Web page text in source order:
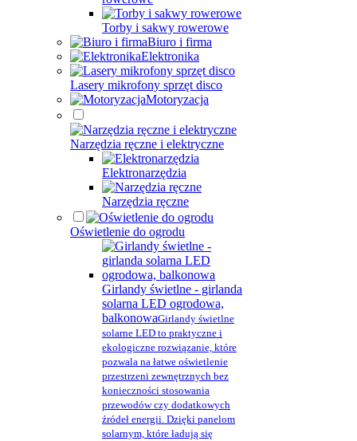
Torby i sakwy rowerowe
Biuro i firma
Elektronika
Lasery mikrofony sprzęt disco
Motoryzacja
Narzędzia ręczne i elektryczne
Elektronarzędzia
Narzędzia ręczne
Oświetlenie do ogrodu
Girlandy świetlne - girlanda
solarna LED ogrodowa,
balkonowaGirlandy świetlne
solarne LED to praktyczne i
ekologiczne rozwiązanie, które
pozwala na łatwe oświetlenie
przestrzeni zewnętrznych bez
konieczności stosowania
przewodów czy dodatkowych
źródeł energii. Dzięki panelom
solarnym, które ładują się